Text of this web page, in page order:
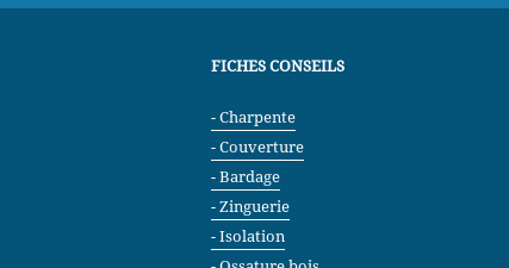
FICHES CONSEILS
Charpente
Couverture
Bardage
Zinguerie
Isolation